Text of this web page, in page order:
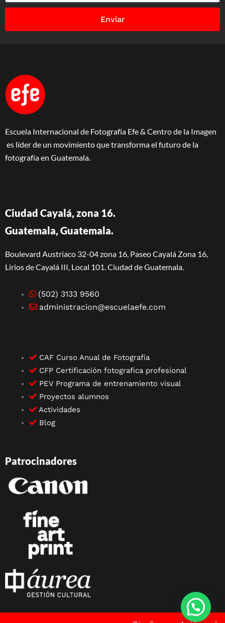
Enviar
Escuela Internacional de Fotografía Efe & Centro de la Imagen
es líder de un movimiento que transforma el futuro de la
fotografía en Guatemala.
Ciudad Cayalá, zona 16.
Guatemala, Guatemala.
Boulevard Austriaco 32-04 zona 16, Paseo Cayalá Zona 16,
Lirios de Cayalá III, Local 101. Ciudad de Guatemala.
(502) 3133 9560
administracion@escuelaefe.com
CAF Curso Anual de Fotografía
CFP Certificación fotografica profesional
PEV Programa de entrenamiento visual
Proyectos alumnos
Actividades
Blog
Patrocinadores